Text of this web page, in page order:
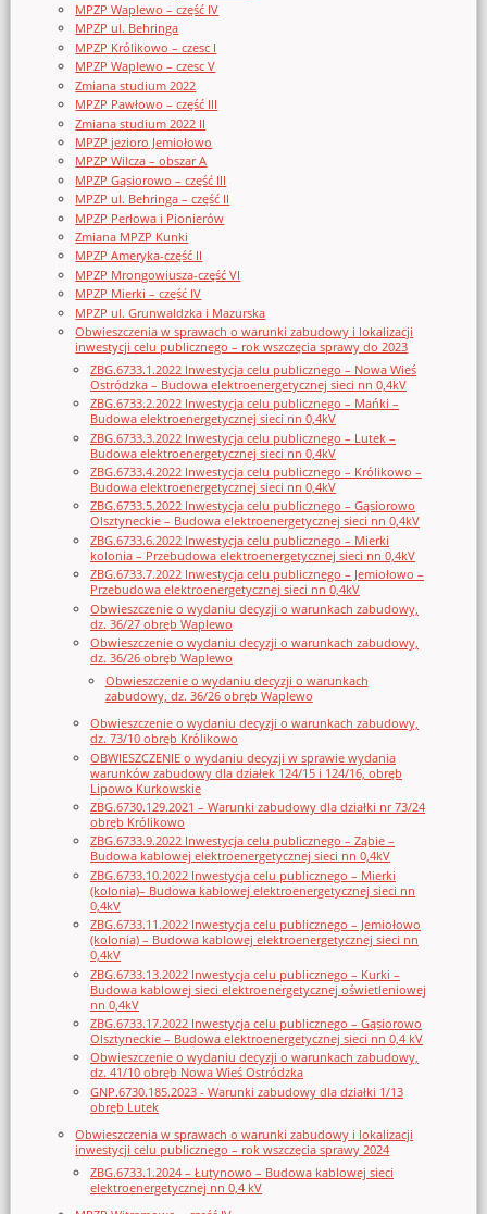
MPZP Waplewo – część IV
MPZP ul. Behringa
MPZP Królikowo – czesc I
MPZP Waplewo – czesc V
Zmiana studium 2022
MPZP Pawłowo – część III
Zmiana studium 2022 II
MPZP jezioro Jemiołowo
MPZP Wilcza – obszar A
MPZP Gąsiorowo – część III
MPZP ul. Behringa – część II
MPZP Perłowa i Pionierów
Zmiana MPZP Kunki
MPZP Ameryka-część II
MPZP Mrongowiusza-część VI
MPZP Mierki – część IV
MPZP ul. Grunwaldzka i Mazurska
Obwieszczenia w sprawach o warunki zabudowy i lokalizacji
inwestycji celu publicznego – rok wszczęcia sprawy do 2023
ZBG.6733.1.2022 Inwestycja celu publicznego – Nowa Wieś
Ostródzka – Budowa elektroenergetycznej sieci nn 0,4kV
ZBG.6733.2.2022 Inwestycja celu publicznego – Mańki –
Budowa elektroenergetycznej sieci nn 0,4kV
ZBG.6733.3.2022 Inwestycja celu publicznego – Lutek –
Budowa elektroenergetycznej sieci nn 0,4kV
ZBG.6733.4.2022 Inwestycja celu publicznego – Królikowo –
Budowa elektroenergetycznej sieci nn 0,4kV
ZBG.6733.5.2022 Inwestycja celu publicznego – Gąsiorowo
Olsztyneckie – Budowa elektroenergetycznej sieci nn 0,4kV
ZBG.6733.6.2022 Inwestycja celu publicznego – Mierki
kolonia – Przebudowa elektroenergetycznej sieci nn 0,4kV
ZBG.6733.7.2022 Inwestycja celu publicznego – Jemiołowo –
Przebudowa elektroenergetycznej sieci nn 0,4kV
Obwieszczenie o wydaniu decyzji o warunkach zabudowy,
dz. 36/27 obręb Waplewo
Obwieszczenie o wydaniu decyzji o warunkach zabudowy,
dz. 36/26 obręb Waplewo
Obwieszczenie o wydaniu decyzji o warunkach
zabudowy, dz. 36/26 obręb Waplewo
Obwieszczenie o wydaniu decyzji o warunkach zabudowy,
dz. 73/10 obręb Królikowo
OBWIESZCZENIE o wydaniu decyzji w sprawie wydania
warunków zabudowy dla działek 124/15 i 124/16, obręb
Lipowo Kurkowskie
ZBG.6730.129.2021 – Warunki zabudowy dla działki nr 73/24
obręb Królikowo
ZBG.6733.9.2022 Inwestycja celu publicznego – Ząbie –
Budowa kablowej elektroenergetycznej sieci nn 0,4kV
ZBG.6733.10.2022 Inwestycja celu publicznego – Mierki
(kolonia)– Budowa kablowej elektroenergetycznej sieci nn
0,4kV
ZBG.6733.11.2022 Inwestycja celu publicznego – Jemiołowo
(kolonia) – Budowa kablowej elektroenergetycznej sieci nn
0,4kV
ZBG.6733.13.2022 Inwestycja celu publicznego – Kurki –
Budowa kablowej sieci elektroenergetycznej oświetleniowej
nn 0,4kV
ZBG.6733.17.2022 Inwestycja celu publicznego – Gąsiorowo
Olsztyneckie – Budowa elektroenergetycznej sieci nn 0,4 kV
Obwieszczenie o wydaniu decyzji o warunkach zabudowy,
dz. 41/10 obręb Nowa Wieś Ostródzka
GNP.6730.185.2023 - Warunki zabudowy dla działki 1/13
obręb Lutek
Obwieszczenia w sprawach o warunki zabudowy i lokalizacji
inwestycji celu publicznego – rok wszczęcia sprawy 2024
ZBG.6733.1.2024 – Łutynowo – Budowa kablowej sieci
elektroenergetycznej nn 0,4 kV